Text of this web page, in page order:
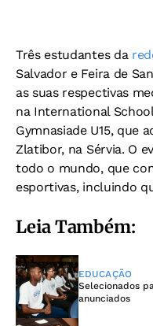
Três estudantes da
Salvador e Feira de
as suas respectivas
na International
Gymnasiade U15, que
Zlatibor, na Sérvia. O
todo o mundo, que
esportivas, incluindo
Leia Também:
EDUCAÇÃO
Selecionados
anunciados